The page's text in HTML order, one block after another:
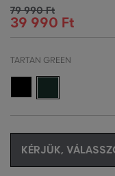
79 990 Ft
39 990 Ft
TARTAN GREEN
KÉRJÜK,